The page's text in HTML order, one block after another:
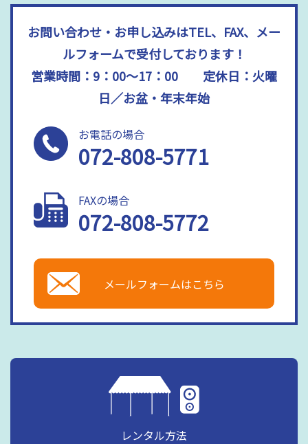
お問い合わせ・お申し込みはTEL、FAX、メー
ルフォームで受付しております！
営業時間：9：00～17：00 定休日：火曜
日／お盆・年末年始
お電話の場合
072-808-5771
FAXの場合
072-808-5772
メールフォームはこちら
レンタル方法